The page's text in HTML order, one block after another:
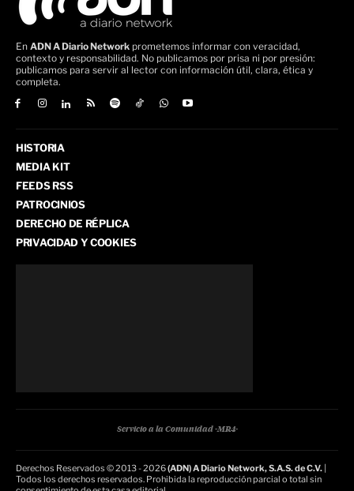
En ADN A Diario Network prometemos informar con veracidad,
contexto y responsabilidad. No publicamos por prisa ni por presión:
publicamos para servir al lector con información útil, clara, ética y
completa.
HISTORIA
MEDIA KIT
FEEDS RSS
PATROCINIOS
DERECHO DE RÉPLICA
PRIVACIDAD Y COOKIES
Servicio a la Comunidad -MR4-
Derechos Reservados © 2013 - 2026(ADN) A Diario Network, S.A.S. de C.V.
Todos los derechos reservados. Prohibida la reproducción parcial o total sin